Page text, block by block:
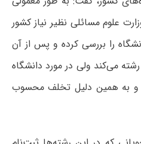
علوم مسائلی نظیر نیاز کشور
را بررسی کرده و پس از آن
می‌کند ولی در مورد دانشگاه
و به همین دلیل تخلف محسوب